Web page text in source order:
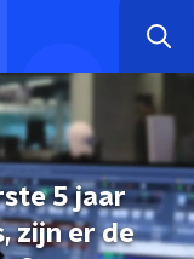
5 jaar
zijn er de